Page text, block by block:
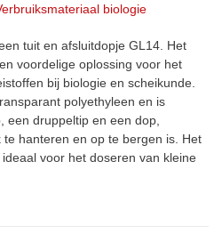
biologie
tuit en afsluitdopje GL14. Het
voordelige oplossing voor het
bij biologie en scheikunde.
polyethyleen en is
een druppeltip en een dop,
hanteren en op te bergen is. Het
voor het doseren van kleine